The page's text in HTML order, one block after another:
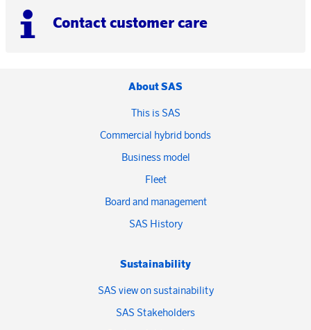
Contact customer care
About SAS
This is SAS
Commercial hybrid bonds
Business model
Fleet
Board and management
SAS History
Sustainability
SAS view on sustainability
SAS Stakeholders